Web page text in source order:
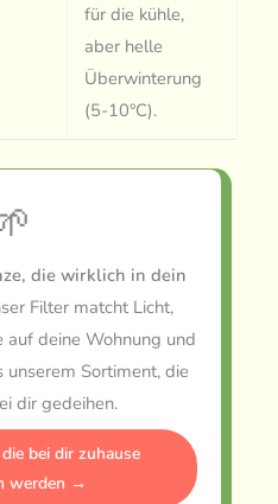
für die kühle,
aber helle
Überwinterung
(5-10°C).
die wirklich in dein
Filter matcht Licht,
auf deine Wohnung und
unserem Sortiment, die
dir gedeihen.
bei dir zuhause
werden →